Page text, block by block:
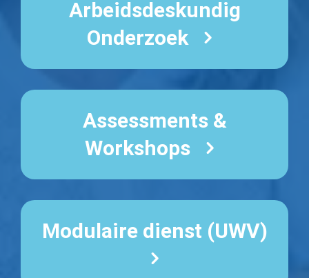
Arbeidsdeskundig
Onderzoek
Assessments &
Workshops
Modulaire dienst (UWV)